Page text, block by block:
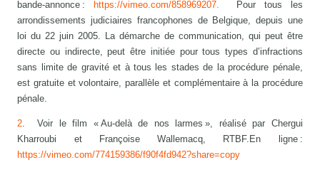
bande-annonce :
https://vimeo.com/858969207.
Pour tous les
arrondissements judiciaires francophones de Belgique, depuis une
loi du 22 juin 2005. La démarche de communication, qui peut être
directe ou indirecte, peut être initiée pour tous types d’infractions
sans limite de gravité et à tous les stades de la procédure pénale,
est gratuite et volontaire, parallèle et complémentaire à la procédure
pénale.
2. Voir le film « Au-delà de nos larmes », réalisé par Chergui
Kharroubi et Françoise Wallemacq, RTBF.En ligne :
https://vimeo.com/774159386/f90f4fd942?share=copy